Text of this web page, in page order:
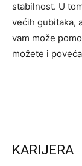
stabilnost. U
većih gubitaka,
vam može
možete i
KARIJERA